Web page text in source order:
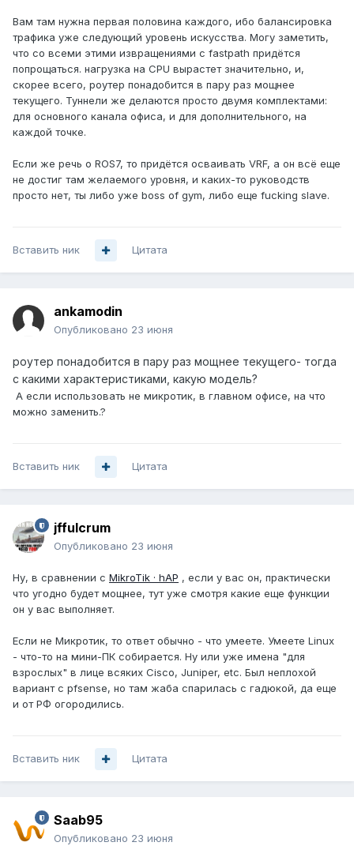
Вам там нужна первая половина каждого, ибо балансировка
трафика уже следующий уровень искусства. Могу заметить,
что со всеми этими извращениями с fastpath придётся
попрощаться. нагрузка на CPU вырастет значительно, и,
скорее всего, роутер понадобится в пару раз мощнее
текущего. Туннели же делаются просто двумя комплектами:
для основного канала офиса, и для дополнительного, на
каждой точке.
Если же речь о ROS7, то придётся осваивать VRF, а он всё еще
не достиг там желаемого уровня, и каких-то руководств
просто нет, ты либо уже boss of gym, либо еще fucking slave.
Вставить ник Цитата
ankamodin
Опубликовано 23 июня
роутер понадобится в пару раз мощнее текущего- тогда
с какими характеристиками, какую модель?
А если использовать не микротик, в главном офисе, на что
можно заменить.?
Вставить ник Цитата
jffulcrum
Опубликовано 23 июня
Ну, в сравнении с MikroTik · hAP , если у вас он, практически
что угодно будет мощнее, тут уже смотря какие еще функции
он у вас выполняет.
Если не Микротик, то ответ обычно - что умеете. Умеете Linux
- что-то на мини-ПК собирается. Ну или уже имена "для
взрослых" в лице всяких Cisco, Juniper, etc. Был неплохой
вариант c pfsense, но там жаба спарилась с гадюкой, да еще
и от РФ огородились.
Вставить ник Цитата
Saab95
Опубликовано 23 июня